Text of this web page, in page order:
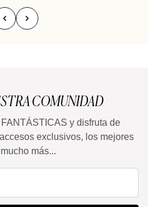
COMUNIDAD
y disfruta de
exclusivos, los mejores
más...